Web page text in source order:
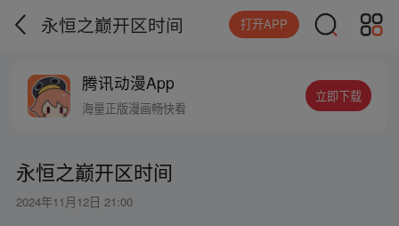
永恒之巅开区时间 打开APP
腾讯动漫App
海量正版漫画畅快看
立即下载
永恒之巅开区时间
2024年11月12日 21:00